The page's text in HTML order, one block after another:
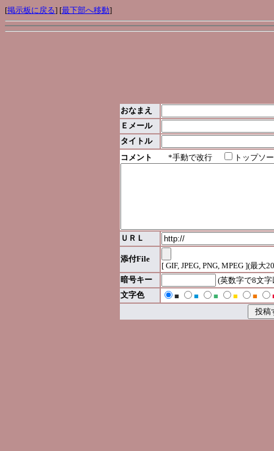
[掲示板に戻る] [最下部へ移動]
おなまえ
Ｅメール
タイトル
コメント *手動で改行 トップソ
ＵＲＬ
添付File
[ GIF, JPEG, PNG, MPEG ](最大
暗号キー
(英数字で8文
文字色
■ ■ ■ ■ ■